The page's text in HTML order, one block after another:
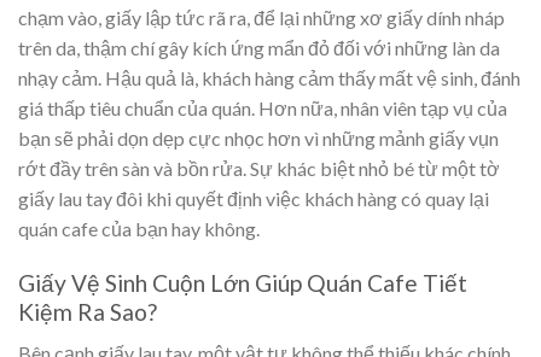
chạm vào, giấy lập tức rã ra, để lại những xơ giấy dính nháp
trên da, thậm chí gây kích ứng mẩn đỏ đối với những làn da
nhạy cảm. Hậu quả là, khách hàng cảm thấy mất vệ sinh, đánh
giá thấp tiêu chuẩn của quán. Hơn nữa, nhân viên tạp vụ của
bạn sẽ phải dọn dẹp cực nhọc hơn vì những mảnh giấy vụn
rớt đầy trên sàn và bồn rửa. Sự khác biệt nhỏ bé từ một tờ
giấy lau tay đôi khi quyết định việc khách hàng có quay lại
quán cafe của bạn hay không.
Giấy Vệ Sinh Cuộn Lớn Giúp Quán Cafe Tiết
Kiệm Ra Sao?